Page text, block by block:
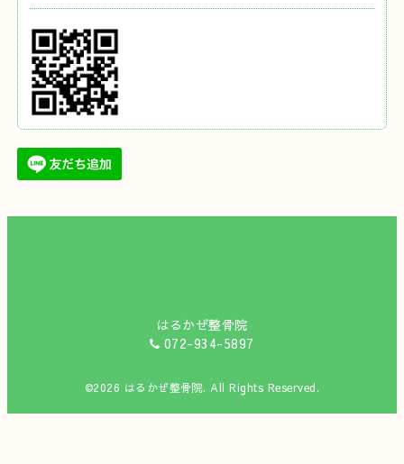
はるかぜ整骨院
072-934-5897
©2026 はるかぜ整骨院. All Rights Reserved.